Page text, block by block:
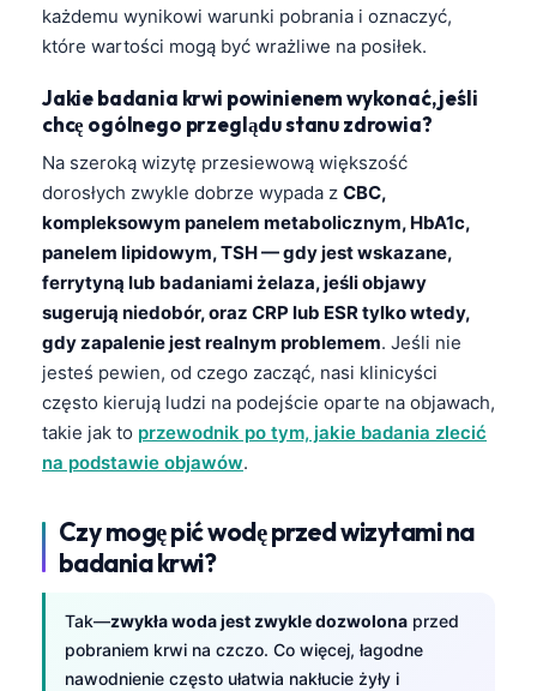
każdemu wynikowi warunki pobrania i oznaczyć,
które wartości mogą być wrażliwe na posiłek.
Jakie badania krwi powinienem wykonać, jeśli
chcę ogólnego przeglądu stanu zdrowia?
Na szeroką wizytę przesiewową większość
dorosłych zwykle dobrze wypada z CBC,
kompleksowym panelem metabolicznym, HbA1c,
panelem lipidowym, TSH — gdy jest wskazane,
ferrytyną lub badaniami żelaza, jeśli objawy
sugerują niedobór, oraz CRP lub ESR tylko wtedy,
gdy zapalenie jest realnym problemem. Jeśli nie
jesteś pewien, od czego zacząć, nasi klinicyści
często kierują ludzi na podejście oparte na objawach,
takie jak to przewodnik po tym, jakie badania zlecić
na podstawie objawów.
Czy mogę pić wodę przed wizytami na
badania krwi?
Tak—zwykła woda jest zwykle dozwolona przed
pobraniem krwi na czczo. Co więcej, łagodne
nawodnienie często ułatwia nakłucie żyły i